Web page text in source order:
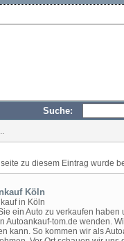
Suche:
zu diesem Eintrag wurde
Köln
in Köln
ein Auto zu verkaufen
Autoankauf-tom.de wenden.
kann. So kommen wir als